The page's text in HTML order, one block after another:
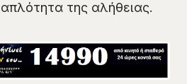
της αλήθειας.